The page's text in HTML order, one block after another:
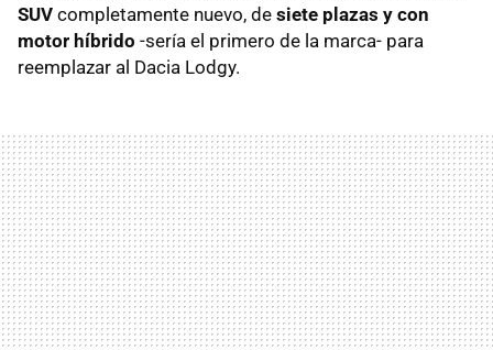
SUV completamente nuevo, de siete plazas y con
motor híbrido -sería el primero de la marca- para
reemplazar al Dacia Lodgy.